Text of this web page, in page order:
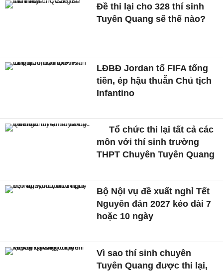
Đề thi lại cho 328 thí sinh
Tuyên Quang sẽ thế nào?
LĐBĐ Jordan tố FIFA tống
tiền, ép hậu thuẫn Chủ tịch
Infantino
Tổ chức thi lại tất cả các
môn với thí sinh trường
THPT Chuyên Tuyên Quang
Bộ Nội vụ đề xuất nghỉ Tết
Nguyên đán 2027 kéo dài 7
hoặc 10 ngày
Vì sao thí sinh chuyên
Tuyên Quang được thi lại,